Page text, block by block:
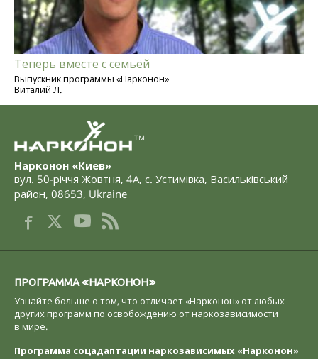
Теперь вместе с семьёй
Выпускник программы «Нарконон»
Виталий Л.
TM
Нарконон «Киев»
вул. 50-річчя Жовтня, 4А, с. Устимівка, Васильківський
район, 08653, Ukraine
ПРОГРАММА «НАРКОНОН»
Узнайте больше о том, что отличает «Нарконон» от любых
других программ по освобождению от наркозависимости
в мире.
Программа соцадаптации наркозависимых «Нарконон»